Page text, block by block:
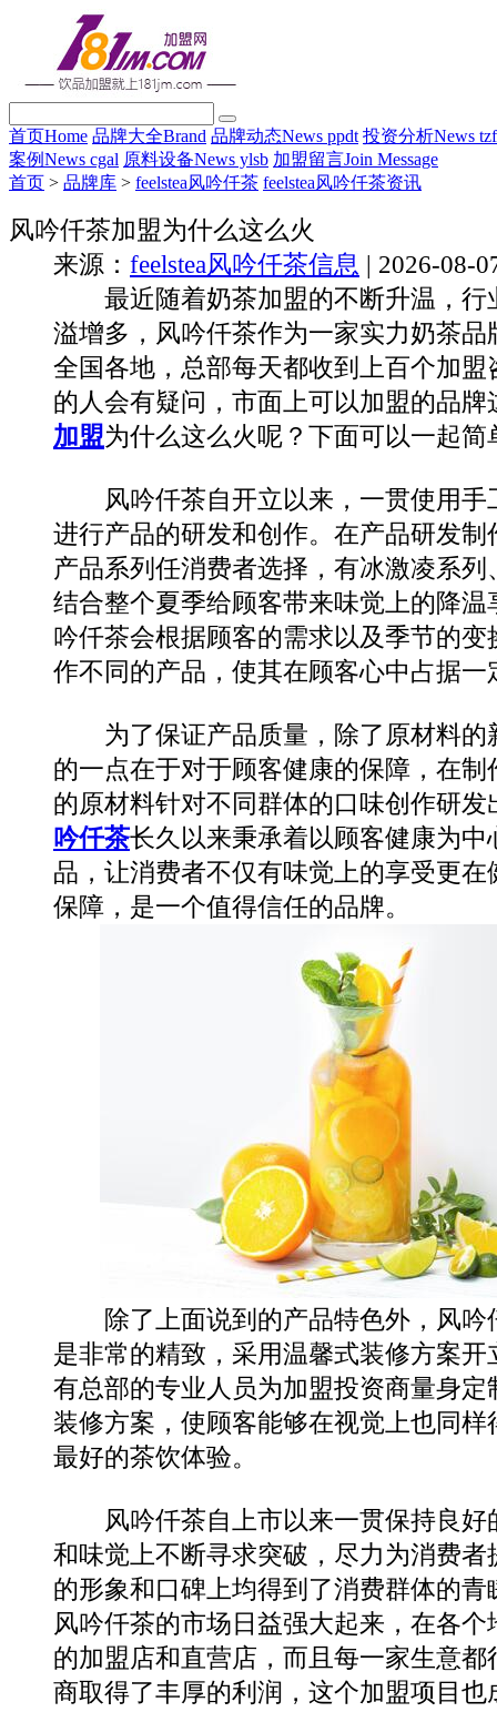
首页Home 品牌大全Brand 品牌动态News ppdt 投资分析News
案例News cgal 原料设备News ylsb 加盟留言Join Message
首页 > 品牌库 > feelstea风吟仟茶 feelstea风吟仟茶资讯
风吟仟茶加盟为什么这么火
来源： feelstea风吟仟茶信息 | 2026-08-
最近随着奶茶加盟的不断升温，行
溢增多，风吟仟茶作为一家实力奶茶品
全国各地，总部每天都收到上百个加盟
的人会有疑问，市面上可以加盟的品牌
加盟为什么这么火呢？下面可以一起简
风吟仟茶自开立以来，一贯使用手
进行产品的研发和创作。在产品研发制
产品系列任消费者选择，有冰激凌系
结合整个夏季给顾客带来味觉上的降温
吟仟茶会根据顾客的需求以及季节的变
作不同的产品，使其在顾客心中占据一
为了保证产品质量，除了原材料的
的一点在于对于顾客健康的保障，在制
的原材料针对不同群体的口味创作研发
吟仟茶长久以来秉承着以顾客健康为中
品，让消费者不仅有味觉上的享受更在
保障，是一个值得信任的品牌。
除了上面说到的产品特色外，风吟
是非常的精致，采用温馨式装修方案开
有总部的专业人员为加盟投资商量身定
装修方案，使顾客能够在视觉上也同样
最好的茶饮体验。
风吟仟茶自上市以来一贯保持良好
和味觉上不断寻求突破，尽力为消费者
的形象和口碑上均得到了消费群体的青
风吟仟茶的市场日益强大起来，在各
的加盟店和直营店，而且每一家生意都
商取得了丰厚的利润，这个加盟项目也